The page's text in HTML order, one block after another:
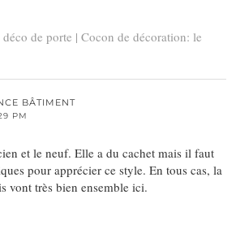
de porte | Cocon de décoration: le
BÂTIMENT
PM
et le neuf. Elle a du cachet mais il faut
pour apprécier ce style. En tous cas, la
vont très bien ensemble ici.